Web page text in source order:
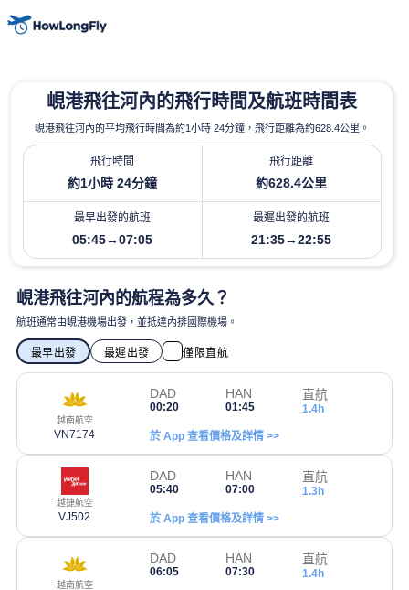
峴港飛往河內的飛行時間及航班時間表
峴港飛往河內的平均飛行時間為約1小時 24分鐘，飛行距離為約628.4公里。
飛行時間
約1小時 24分鐘
飛行距離
約628.4公里
最早出發的航班
05:45→07:05
最遲出發的航班
21:35→22:55
峴港飛往河內的航程為多久？
航班通常由峴港機場出發，並抵達內排國際機場。
最早出發 最遲出發 僅限直航
越南航空
VN7174
DAD
00:20
HAN
01:45
直航
1.4h
於 App 查看價格及詳情 >>
越捷航空
VJ502
DAD
05:40
HAN
07:00
直航
1.3h
於 App 查看價格及詳情 >>
越南航空
DAD
06:05
HAN
07:30
直航
1.4h